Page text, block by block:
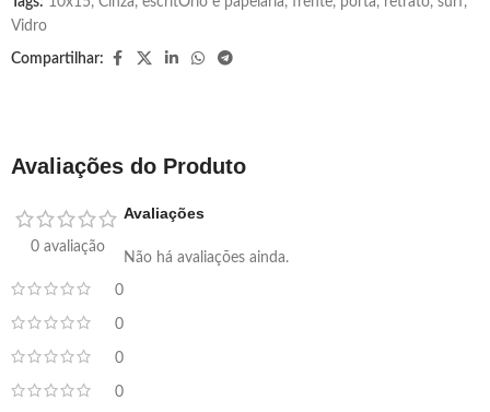
Vidro
Compartilhar:
Avaliações do Produto
0 avaliação
0
0
0
0
Avaliações
Não há avaliações ainda.